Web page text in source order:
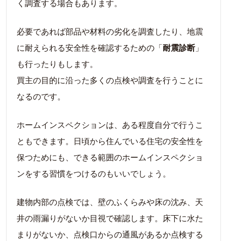
く調査する場合もあります。
必要であれば部品や材料の劣化を調査したり、地震
に耐えられる安全性を確認するための「耐震診断」
も行ったりもします。
買主の目的に沿った多くの点検や調査を行うことに
なるのです。
ホームインスペクションは、ある程度自分で行うこ
ともできます。日頃から住んでいる住宅の安全性を
保つためにも、できる範囲のホームインスペクショ
ンをする習慣をつけるのもいいでしょう。
建物内部の点検では、壁のふくらみや床の沈み、天
井の雨漏りがないか目視で確認します。床下に水た
まりがないか、点検口からの通風があるか点検する